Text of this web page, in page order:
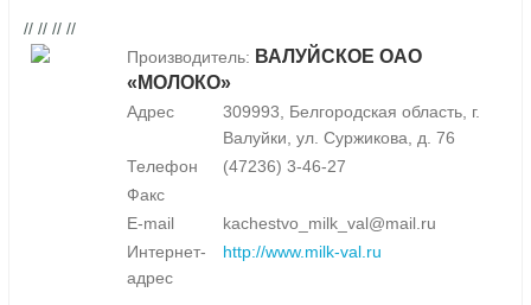
// // // //
Производитель: ВАЛУЙСКОЕ ОАО
«МОЛОКО»
Адрес
309993, Белгородская область, г.
Валуйки, ул. Суржикова, д. 76
Телефон
(47236) 3-46-27
Факс
E-mail
kachestvo_milk_val@mail.ru
Интернет-
адрес
http://www.milk-val.ru